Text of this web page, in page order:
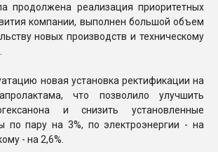
продолжена реализация приоритетных
компании, выполнен большой объем
новых производств и техническому
новая установка ректификации на
что позволило улучшить
и снизить установленные
по пару на 3%, по электроэнергии - на
- на 2,6%.